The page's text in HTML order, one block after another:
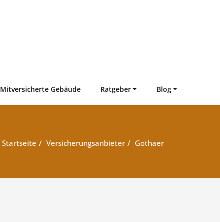
Mitversicherte Gebäude Ratgeber Blog
Startseite Versicherungsanbieter Gothaer